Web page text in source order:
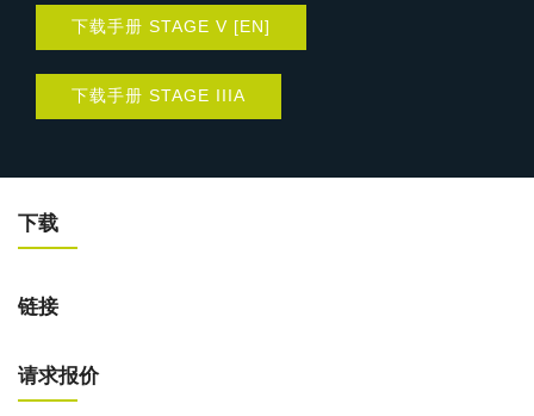
下载手册 STAGE V [EN]
下载手册 STAGE IIIA
下载
链接
请求报价